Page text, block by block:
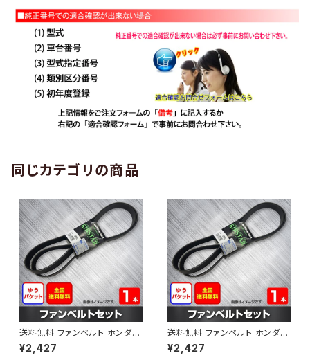
同じカテゴリの商品
送料無料 ファンベルト ホンダ
ゼスト 型式JE1 H18.03～H24.
11 （国内トップメーカー） 1本 H
¥2,427
送料無料 ファンベルト ホンダ ラ
イフ 型式JB6 H15.09～H20.1
1 （国内トップメーカー） 1本 HA
¥2,427